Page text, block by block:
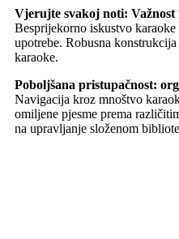
Vjerujte svakoj noti: Važnost
Besprijekorno iskustvo
upotrebe. Robusna
karaoke.
Poboljšana pristupačnost:
Navigacija kroz mnoštvo
omiljene pjesme prema
na upravljanje složenom